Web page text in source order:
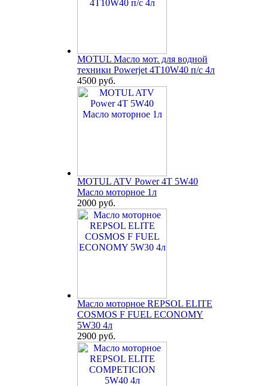
MOTUL Масло мот. для водной
техники Powerjet 4T10W40 п/с 4л
4500 руб.
MOTUL ATV Power 4T 5W40
Масло моторное 1л
2000 руб.
Масло моторное REPSOL ELITE
COSMOS F FUEL ECONOMY
5W30 4л
2900 руб.